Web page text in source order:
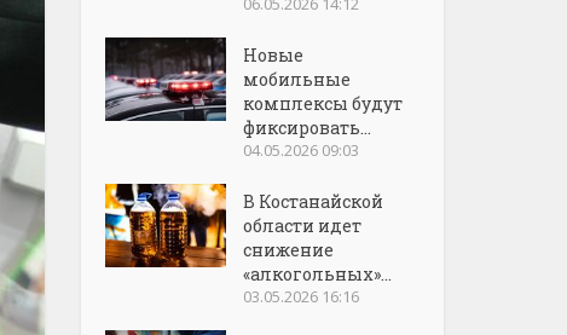
Новые
мобильные
комплексы будут
фиксировать...
04.05.2026 09:03
В Костанайской
области идет
снижение
«алкогольных»...
03.05.2026 16:16